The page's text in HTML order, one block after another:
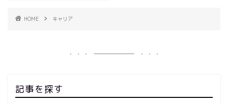
HOME キャリア
記事を探す